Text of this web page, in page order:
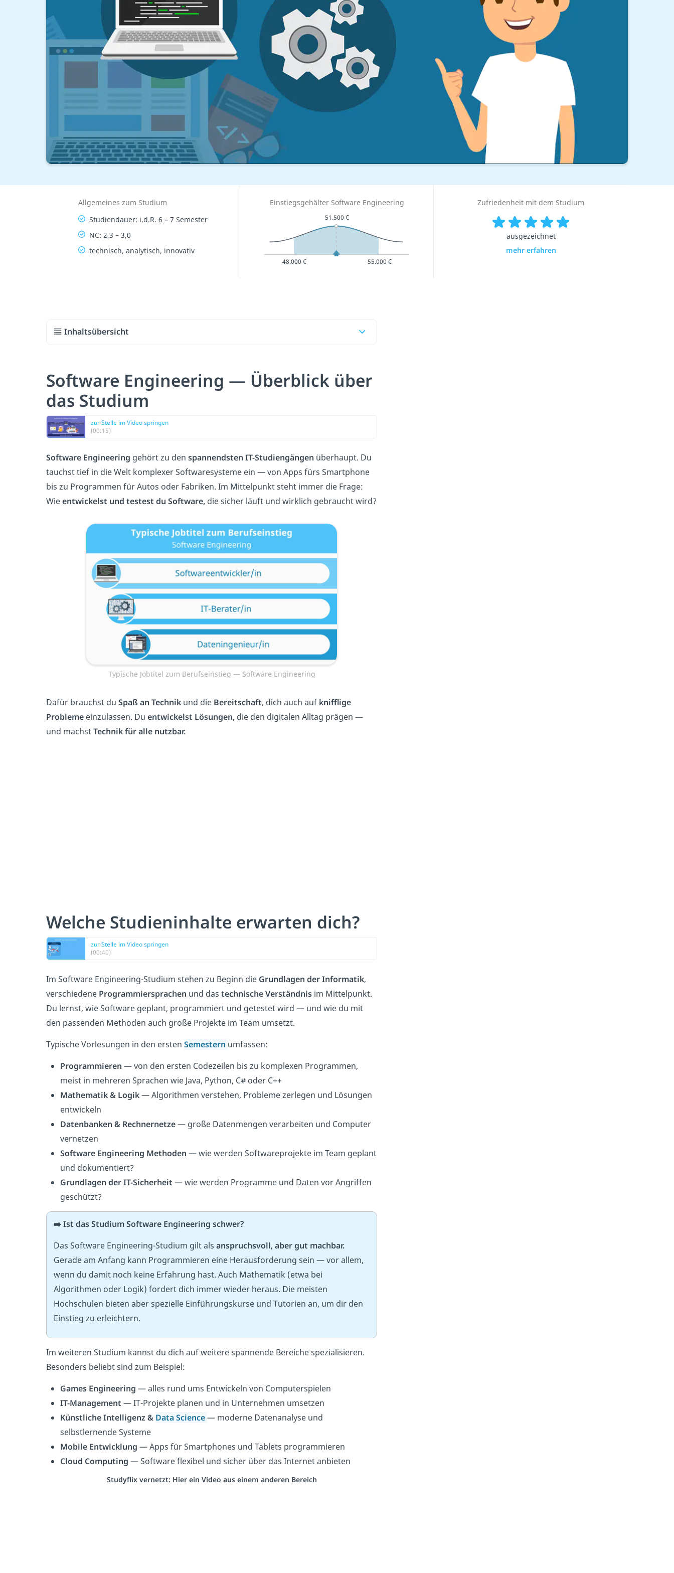
Allgemeines zum Studium
Studiendauer: i.d.R. 6 – 7 Semester
NC: 2,3 – 3,0
technisch, analytisch, innovativ
Einstiegsgehälter Software Engineering
48.000 €
51.500 €
55.000 €
Zufriedenheit mit dem Studium
ausgezeichnet
mehr erfahren
Inhaltsübersicht
Software Engineering — Überblick über
das Studium
zur Stelle im Video springen
(00:15)
Software Engineering gehört zu den spannendsten IT-Studiengängen überhaupt. Du
tauchst tief in die Welt komplexer Softwaresysteme ein — von Apps fürs Smartphone
bis zu Programmen für Autos oder Fabriken. Im Mittelpunkt steht immer die Frage:
Wieentwickelst und testest du Software, die sicher läuft und wirklich gebraucht wird?
Typische Jobtitel zum Berufseinstieg — Software Engineering
Dafür brauchst du Spaß an Technik und die Bereitschaft, dich auch auf knifflige
Probleme einzulassen. Du entwickelst Lösungen, die den digitalen Alltag prägen —
und machstTechnik für alle nutzbar.
Welche Studieninhalte erwarten dich?
zur Stelle im Video springen
(00:40)
Im Software Engineering-Studium stehen zu Beginn die Grundlagen der Informatik,
verschiedene Programmiersprachen und das technische Verständnis im Mittelpunkt.
Du lernst, wie Software geplant, programmiert und getestet wird — und wie du mit
den passenden Methoden auch große Projekte im Team umsetzt.
Typische Vorlesungen in den ersten Semestern umfassen:
Programmieren — von den ersten Codezeilen bis zu komplexen Programmen,
meist in mehreren Sprachen wie Java, Python, C# oder C++
Mathematik & Logik— Algorithmen verstehen, Probleme zerlegen und Lösungen
entwickeln
Datenbanken & Rechnernetze— große Datenmengen verarbeiten und Computer
vernetzen
Software Engineering Methoden — wie werden Softwareprojekte im Team geplant
und dokumentiert?
Grundlagen der IT-Sicherheit — wie werden Programme und Daten vor Angriffen
geschützt?
➡️ Ist das Studium Software Engineering schwer?
Das Software Engineering-Studium gilt als anspruchsvoll, abergut machbar.
Gerade am Anfang kann Programmieren eine Herausforderung sein — vor allem,
wenn du damit noch keine Erfahrung hast. Auch Mathematik (etwa bei
Algorithmen oder Logik) fordert dich immer wieder heraus. Die meisten
Hochschulen bieten aber spezielle Einführungskurse und Tutorien an, um dir den
Einstieg zu erleichtern.
Im weiteren Studium kannst du dich auf weitere spannende Bereiche spezialisieren.
Besonders beliebt sind zum Beispiel:
Games Engineering — alles rund ums Entwickeln von Computerspielen
IT-Management — IT-Projekte planen und in Unternehmen umsetzen
Künstliche Intelligenz & Data Science— moderne Datenanalyse und
selbstlernende Systeme
Mobile Entwicklung — Apps für Smartphones und Tablets programmieren
Cloud Computing — Software flexibel und sicher über das Internet anbieten
Studyflix vernetzt: Hier ein Video aus einem anderen Bereich